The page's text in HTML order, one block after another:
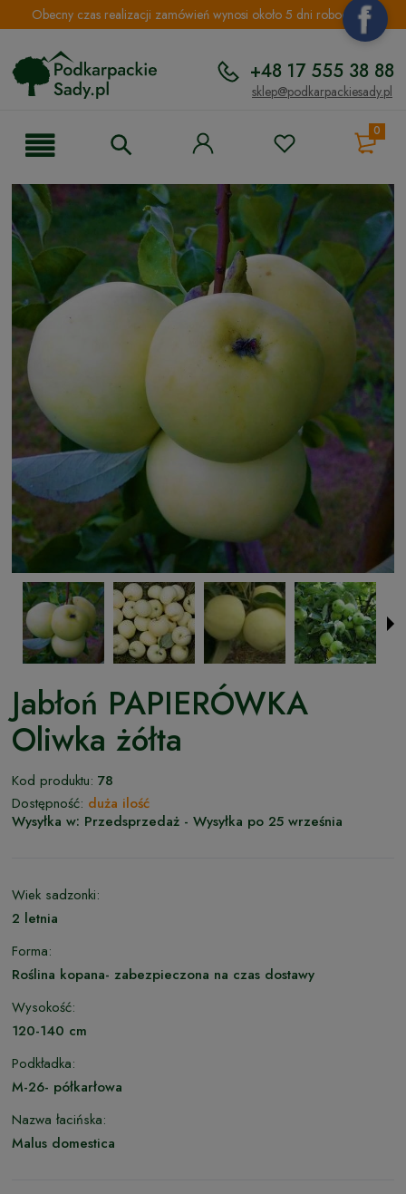
Obecny czas realizacji zamówień wynosi około 5 dni roboczych.
+48 17 555 38 88
sklep@podkarpackiesady.pl
0
Jabłoń PAPIERÓWKA
Oliwka żółta
Kod produktu: 78
Dostępność: duża ilość
Wysyłka w: Przedsprzedaż - Wysyłka po 25 września
Wiek sadzonki:
2 letnia
Forma:
Roślina kopana- zabezpieczona na czas dostawy
Wysokość:
120-140 cm
Podkładka:
M-26- półkarłowa
Nazwa łacińska:
Malus domestica